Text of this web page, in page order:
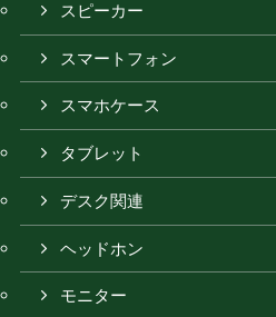
スピーカー
スマートフォン
スマホケース
タブレット
デスク関連
ヘッドホン
モニター